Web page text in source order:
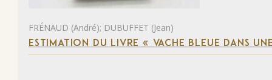
FRÉNAUD (André); DUBUFFET (Jean)
ESTIMATION DU LIVRE « VACHE BLEUE DANS